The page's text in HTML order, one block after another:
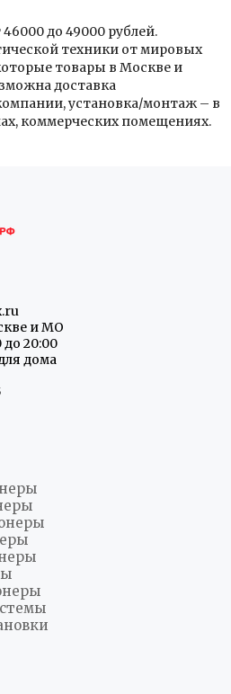
до 49000 рублей.
техники от мировых
товары в Москве и
доставка
установка/монтаж – в
коммерческих помещениях.
и МО
до 20:00
дома